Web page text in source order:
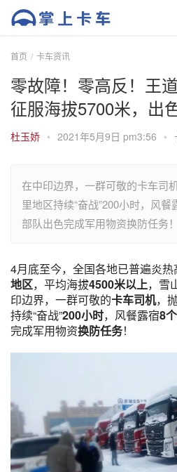
首页 卡车资讯
零故障！零高反！王
征服海拔5700米，出
杜玉娇 • 2021年5月9日 pm3:56 •
在中印边界，一群可敬的卡车司
里地区持续“奋战”200小时，风
部队出色完成军用物资换防任务！
4月底至今，全国各地已普遍炎
地区，平均海拔4500米以上，雪
印边界，一群可敬的卡车司机，
持续“奋战”200小时，风餐露宿8
完成军用物资换防任务！